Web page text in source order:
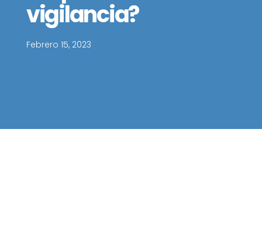
vigilancia?
Febrero 15, 2023